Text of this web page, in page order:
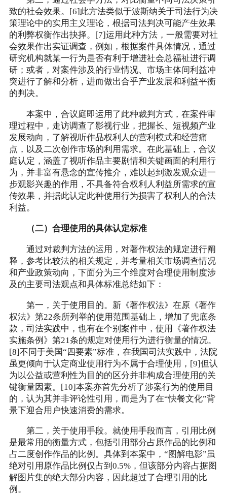
致的社会效果。[6]此方法类似于波斯纳关于司法行为决
策理论中的实用主义理论，根据司法判决可能产生效果
的利弊权衡作出抉择。[7]运用此种方法，一般需要对社
会效果作出实证调查，例如，根据案件具体情况，通过
研究机构就某一行为是否有利于增进社会总福祉进行调
研；或者，对案件涉及的行业情况、市场主体间利益冲
突进行了解和分析，进而做出合乎产业发展和利益平衡
的判决。
本案中，合议庭即运用了此种裁判方式，在案件审
理过程中，走访调查了影视行业，把握长、短视频产业
发展动向，了解视听作品权利人的营利模式和经营痛
点，以及二次创作市场的利用需求。在此基础上，合议
庭认定，涵盖了视听作品主要剧情和关键画面的利用行
为，并非富有悬念的宣传推介，难以起到激发观众进一
步观影兴趣的作用，不具备符合权利人利益所需求的宣
传效果，并据此认定此种使用行为损害了权利人的合法
利益。
（二）合理使用的具体认定标准
通过对裁判方法的运用，对著作权法的规定进行阐
释，参考比较法的相关规定，并考量相关市场调查情况
和产业政策动向，下面分为三个维度对合理使用制度涉
及的主要司法观点和具体标准总结如下：
第一，关于使用目的。新《著作权法》在原《著作
权法》第22条所列举的使用范围基础上，增加了兜底条
款，司法实践中，也有在个别案件中，使用《著作权法
实施条例》第21条的规定对使用行为进行衡量的情况。
[8]不同于美国“四要素”标准，在我国司法实践中，法院
虽更倾向于认定商业使用行为不属于合理使用，[9]但认
为以公益或营利性为目的的区分并非构成合理使用的关
键衡量因素。[10]本案亦首先分析了涉案行为的使用目
的，认为其并非评论性引用，而是为了在“快餐文化”背
景下迎合用户快速消费的需求。
第二，关于使用手段。就使用手段而言，引用比例
是最常用的衡量方式，包括引用部分占原作品的比例和
占二度创作作品的比例。具体到本案中，“图解电影”虽
绝对引用原作品比例仅占到0.5%，但该部分内容占据图
解图片集的绝大部分内容，因此超过了合理引用的比
例。